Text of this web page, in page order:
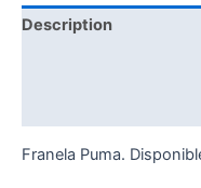
Description
Franela Puma.